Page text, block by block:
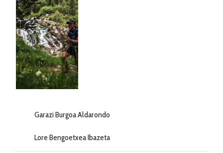
Garazi Burgoa Aldarondo
Lore Bengoetxea Ibazeta